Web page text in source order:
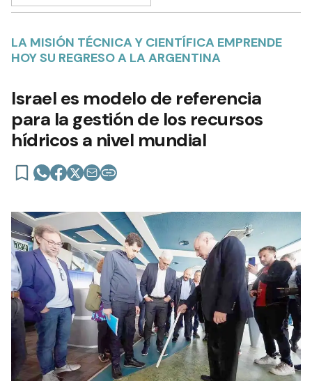
LA MISIÓN TÉCNICA Y CIENTÍFICA EMPRENDE
HOY SU REGRESO A LA ARGENTINA
Israel es modelo de referencia
para la gestión de los recursos
hídricos a nivel mundial